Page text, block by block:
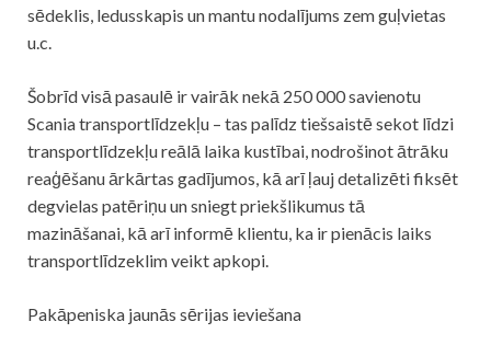
sēdeklis, ledusskapis un mantu nodalījums zem guļvietas
u.c.
Šobrīd visā pasaulē ir vairāk nekā 250 000 savienotu
Scania transportlīdzekļu – tas palīdz tiešsaistē sekot līdzi
transportlīdzekļu reālā laika kustībai, nodrošinot ātrāku
reaģēšanu ārkārtas gadījumos, kā arī ļauj detalizēti fiksēt
degvielas patēriņu un sniegt priekšlikumus tā
mazināšanai, kā arī informē klientu, ka ir pienācis laiks
transportlīdzeklim veikt apkopi.
Pakāpeniska jaunās sērijas ieviešana